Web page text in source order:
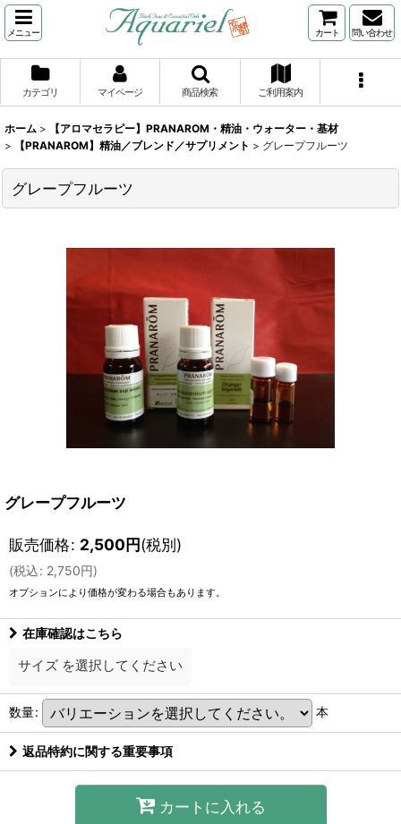
メニュー カート 問い合わせ
カテゴリ マイページ 商品検索 ご利用案内
ホーム >
【アロマセラピー】PRANAROM・精油・ウォーター・基材
>
【PRANAROM】精油／ブレンド／サプリメント > グレープフルーツ
グレープフルーツ
グレープフルーツ
販売価格: 2,500円(税別)
(税込: 2,750円)
オプションにより価格が変わる場合もあります。
在庫確認はこちら
サイズ を選択してください
数量: 本
返品特約に関する重要事項
カートに入れる